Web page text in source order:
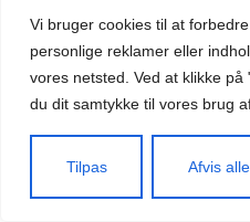
Vi bruger cookies til at
personlige reklamer eller
vores netsted. Ved at klikke
du dit samtykke til vores brug
Tilpas Afvis alle
Hjemmesiden er